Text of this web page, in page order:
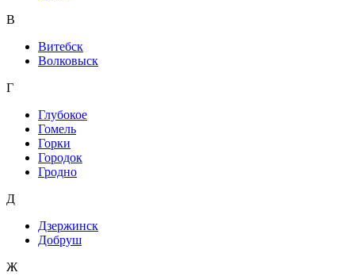
В
Витебск
Волковыск
Г
Глубокое
Гомель
Горки
Городок
Гродно
Д
Дзержинск
Добруш
Ж